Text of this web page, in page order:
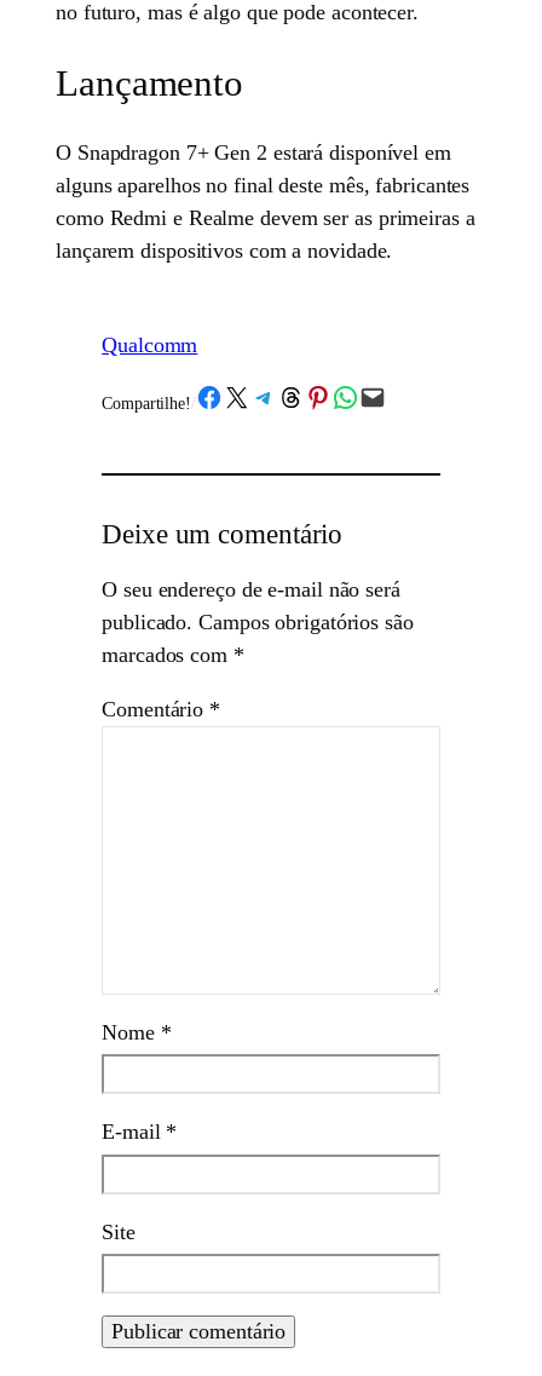
no futuro, mas é algo que pode acontecer.
Lançamento
O Snapdragon 7+ Gen 2 estará disponível em
alguns aparelhos no final deste mês, fabricantes
como Redmi e Realme devem ser as primeiras a
lançarem dispositivos com a novidade.
Qualcomm
Compartilhe! /Share on Facebook
Share on X Share on Telegram
Share on Threads
Share on Pinterest
Share on WhatsApp
Email this Page
Deixe um comentário
O seu endereço de e-mail não será
publicado. Campos obrigatórios são
marcados com *
Comentário *
Nome *
E-mail *
Site